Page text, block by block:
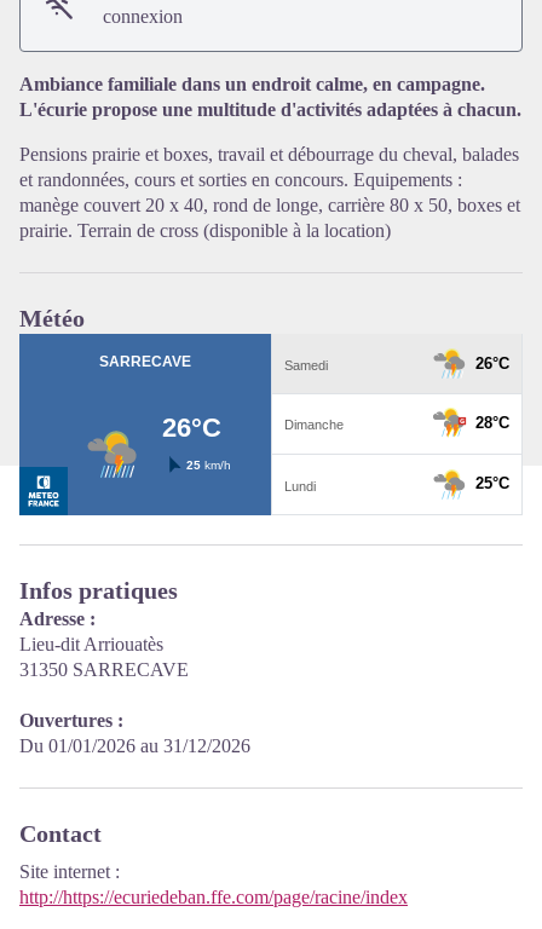
Voir l'image en plein écran
connexion
Ambiance familiale dans un endroit calme, en campagne.
L'écurie propose une multitude d'activités adaptées à chacun.
Pensions prairie et boxes, travail et débourrage du cheval, balades
et randonnées, cours et sorties en concours. Equipements :
manège couvert 20 x 40, rond de longe, carrière 80 x 50, boxes et
prairie. Terrain de cross (disponible à la location)
Météo
Infos pratiques
Adresse :
Lieu-dit Arriouatès
31350 SARRECAVE
Ouvertures :
Du 01/01/2026 au 31/12/2026
Contact
Site internet :
http://https://ecuriedeban.ffe.com/page/racine/index